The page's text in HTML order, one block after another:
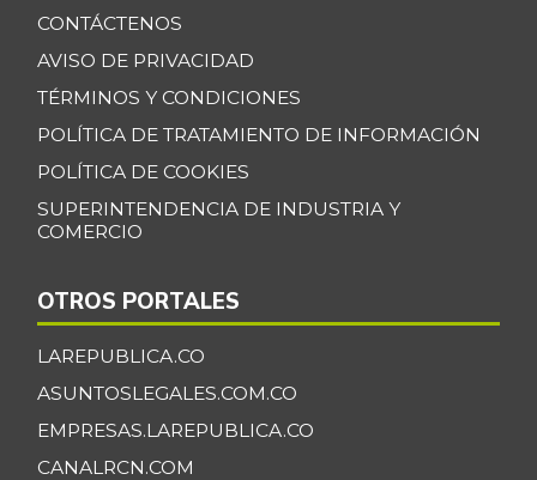
CONTÁCTENOS
AVISO DE PRIVACIDAD
TÉRMINOS Y CONDICIONES
POLÍTICA DE TRATAMIENTO DE INFORMACIÓN
POLÍTICA DE COOKIES
SUPERINTENDENCIA DE INDUSTRIA Y
COMERCIO
OTROS PORTALES
LAREPUBLICA.CO
ASUNTOSLEGALES.COM.CO
EMPRESAS.LAREPUBLICA.CO
CANALRCN.COM